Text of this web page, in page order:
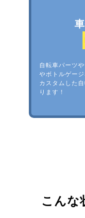
自転車パーツ
やボトルゲー
カスタムした
ります！
こんな